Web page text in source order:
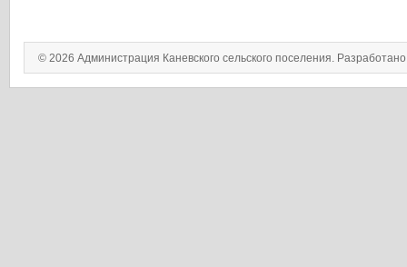
© 2026 Администрация Каневского сельского поселения.